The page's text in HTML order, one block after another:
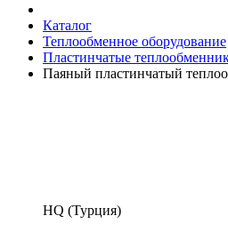
Каталог
Теплообменное оборудование
Пластинчатые
Паяный пластинчатый
HQ (Турция)